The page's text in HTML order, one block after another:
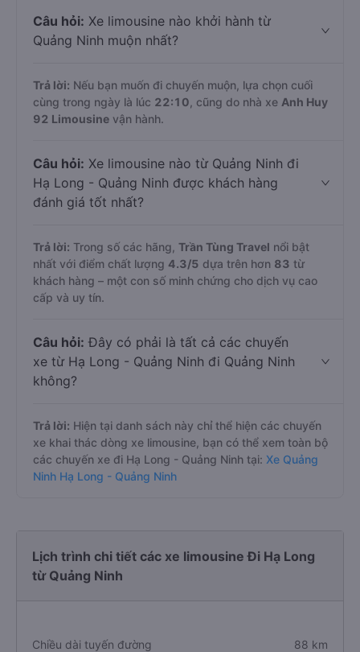
Câu hỏi: Xe limousine nào khởi hành từ
Quảng Ninh muộn nhất?
Trả lời: Nếu bạn muốn đi chuyến muộn, lựa chọn cuối
cùng trong ngày là lúc 22:10 , cũng do nhà xe Anh Huy
92 Limousine vận hành.
Câu hỏi: Xe limousine nào từ Quảng Ninh đi
Hạ Long - Quảng Ninh được khách hàng
đánh giá tốt nhất?
Trả lời: Trong số các hãng, Trần Tùng Travel nổi bật
nhất với điểm chất lượng 4.3/5 dựa trên hơn 83 từ
khách hàng – một con số minh chứng cho dịch vụ cao
cấp và uy tín.
Câu hỏi: Đây có phải là tất cả các chuyến
xe từ Hạ Long - Quảng Ninh đi Quảng Ninh
không?
Trả lời: Hiện tại danh sách này chỉ thể hiện các chuyến
xe khai thác dòng xe limousine, bạn có thể xem toàn bộ
các chuyến xe đi Hạ Long - Quảng Ninh tại: Xe Quảng
Ninh Hạ Long - Quảng Ninh
Lịch trình chi tiết các xe limousine Đi Hạ Long
từ Quảng Ninh
Chiều dài tuyến đường 88 km